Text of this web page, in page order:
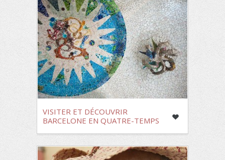
VISITER ET DÉCOUVRIR
BARCELONE EN QUATRE-TEMPS